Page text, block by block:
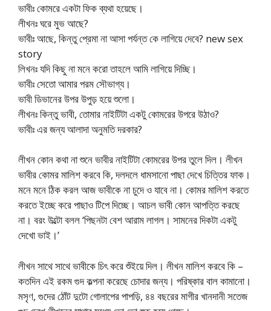
ভাবীঃ কোমরে একটা ফিক ব্যথা হয়েছে।
লীখনঃ ঘরে মুভ আছে?
ভাবীঃ আছে, কিন্তু প্রেমা না আসা পর্যন্ত কে লাগিয়ে দেবে? new sex
story
লিখনঃ যদি কিছু না মনে করো তাহলে আমি লাগিয়ে দিচ্ছি।
ভাবীঃ সেতো আমার পরম সৌভাগ্য।
ভাবী ডিভানের উপর উপুড় হয়ে শুলো।
লীখনঃ কিন্তু ভাবী, তোমার নাইটিটা একটু কোমরের উপরে উঠাও?
ভাবীঃ এর জন্য আলাদা অনুমতি দরকার?
লীখন কোন কথা না শুনে ভাবীর নাইটিটা কোমরের উপর তুলে দিল। লীখন
ভাবীর কোমর মালিশ করবে কি, দলদলে ধামসানো পাছা দেখে চিত্তির ফাক।
মনে মনে ঠিক করল আজ ভাবীকে না চুদে ও যাবে না। কোমর মালিশ করতে
করতে ইচ্ছে করে পাছাও টিপে দিচ্ছে। আচল ভাবী কোন আপত্তি করছে
না। বরং উল্টো বলল ‘পিছনটা বেশ আরাম লাগল। সামনের দিকটা একটু
দেখো ভাই।’
লীখন সাথে সাথে ভাবীকে চিৎ করে শুঁইয়ে দিল। লীখন মালিশ করবে কি –
কতদিন এই রকম গুদ কল্পনা করেছে চোদার জন্য। পরিষ্কার বাল কামানো।
মসৃণ, গুদের ঠোঁট দুটো গোলাপের পাপড়ি, ৪৪ বছরের মাগীর খানদানী সতেজ